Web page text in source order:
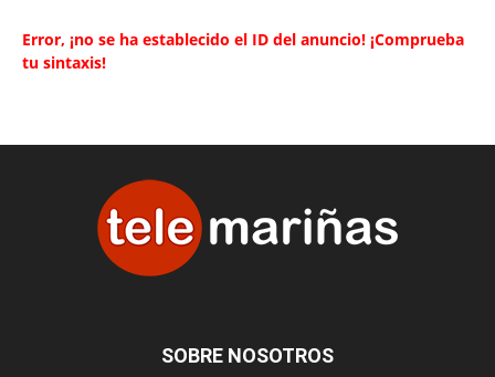
Error, ¡no se ha establecido el ID del anuncio! ¡Comprueba
tu sintaxis!
SOBRE NOSOTROS